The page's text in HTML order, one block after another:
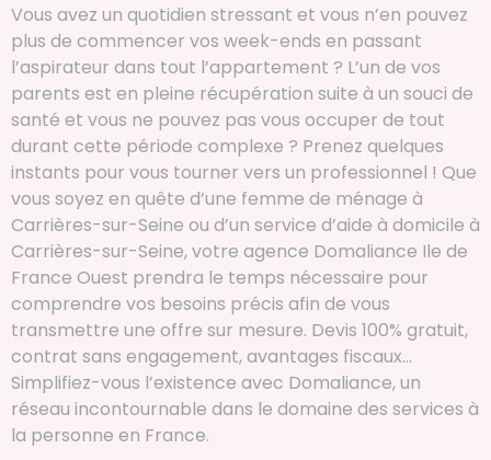
Vous avez un quotidien stressant et vous n’en pouvez
plus de commencer vos week-ends en passant
l’aspirateur dans tout l’appartement ? L’un de vos
parents est en pleine récupération suite à un souci de
santé et vous ne pouvez pas vous occuper de tout
durant cette période complexe ? Prenez quelques
instants pour vous tourner vers un professionnel ! Que
vous soyez en quête d’une femme de ménage à
Carrières-sur-Seine ou d’un service d’aide à domicile à
Carrières-sur-Seine, votre agence Domaliance Ile de
France Ouest prendra le temps nécessaire pour
comprendre vos besoins précis afin de vous
transmettre une offre sur mesure. Devis 100% gratuit,
contrat sans engagement, avantages fiscaux…
Simplifiez-vous l’existence avec Domaliance, un
réseau incontournable dans le domaine des services à
la personne en France.